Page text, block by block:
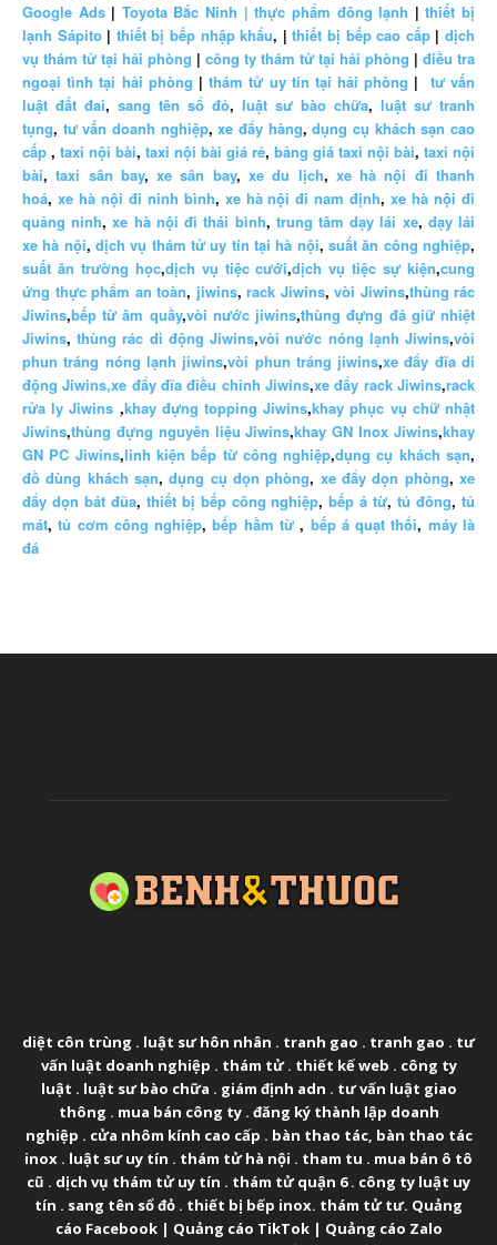
Google Ads| Toyota Bắc Ninh | thực phẩm đông lạnh |thiết bị
lạnh Sápito | thiết bị bếp nhập khẩu, |thiết bị bếp cao cấp|dịch
vụ thám tử tại hải phòng | công ty thám tử tại hải phòng | điều tra
ngoại tình tại hải phòng |thám tử uy tín tại hải phòng | tư vấn
luật đất đai, sang tên sổ đỏ, luật sư bào chữa, luật sư tranh
tụng, tư vấn doanh nghiệp,xe đẩy hàng,dụng cụ khách sạn cao
cấp , taxi nội bài, taxi nội bài giá rẻ, bảng giá taxi nội bài, taxi nội
bài,taxi sân bay,xe sân bay,xe du lịch, xe hà nội đi thanh
hoá, xe hà nội đi ninh bình, xe hà nội đi nam định,xe hà nội đi
quảng ninh,xe hà nội đi thái bình, trung tâm dạy lái xe, dạy lái
xe hà nội,dịch vụ thám tử uy tín tại hà nội,suất ăn công nghiệp,
suất ăn trường học,dịch vụ tiệc cưới,dịch vụ tiệc sự kiện,cung
ứng thực phẩm an toàn, jiwins, rack Jiwins, vòi Jiwins,thùng rác
Jiwins,bếp từ âm quầy,vòi nước jiwins,thùng đựng đá giữ nhiệt
Jiwins,thùng rác di động Jiwins,vòi nước nóng lạnh Jiwins,vòi
phun tráng nóng lạnh jiwins,vòi phun tráng jiwins,xe đẩy đĩa di
động Jiwins,xe đẩy đĩa điều chỉnh Jiwins,xe đẩy rack Jiwins,rack
rửa ly Jiwins ,khay đựng topping Jiwins,khay phục vụ chữ nhật
Jiwins,thùng đựng nguyên liệu Jiwins,khay GN Inox Jiwins,khay
GN PC Jiwins,linh kiện bếp từ công nghiệp,dụng cụ khách sạn,
đồ dùng khách sạn,dụng cụ dọn phòng, xe đẩy dọn phòng,xe
đẩy dọn bát đũa, thiết bị bếp công nghiệp,bếp á từ,tủ đông,tủ
mát,tủ cơm công nghiệp,bếp hầm từ , bếp á quạt thổi, máy là
đá
diệt côn trùng . luật sư hôn nhân . tranh gao . tranh gao . tư
vấn luật doanh nghiệp . thám tử. thiết kế web . công ty
luật . luật sư bào chữa . giám định adn . tư vấn luật giao
thông . mua bán công ty. đăng ký thành lập doanh
nghiệp . cửa nhôm kính cao cấp . bàn thao tác, bàn thao tác
inox . luật sư uy tín . thám tử hà nội . tham tu . mua bán ô tô
cũ . dịch vụ thám tử uy tín . thám tử quận 6. công ty luật uy
tín . sang tên sổ đỏ . thiết bị bếp inox. thám tử tư. Quảng
cáo Facebook| Quảng cáo TikTok| Quảng cáo Zalo